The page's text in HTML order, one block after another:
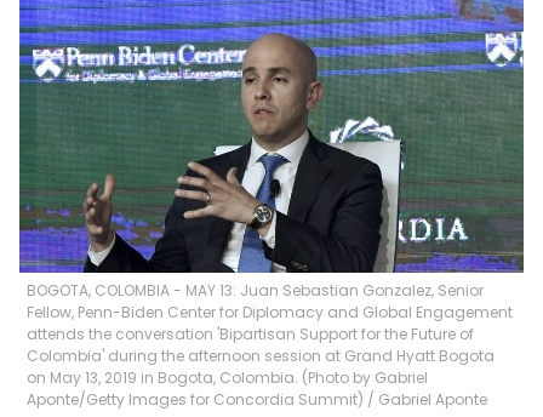
BOGOTA, COLOMBIA - MAY 13: Juan Sebastian Gonzalez, ​Senior
Fellow, Penn-Biden Center for Diplomacy and Global Engagement
attends the conversation 'Bipartisan Support for the Future of
Colombia' during the afternoon session at Grand Hyatt Bogota
on May 13, 2019 in Bogota, Colombia. (Photo by Gabriel
Aponte/Getty Images for Concordia Summit) / Gabriel Aponte